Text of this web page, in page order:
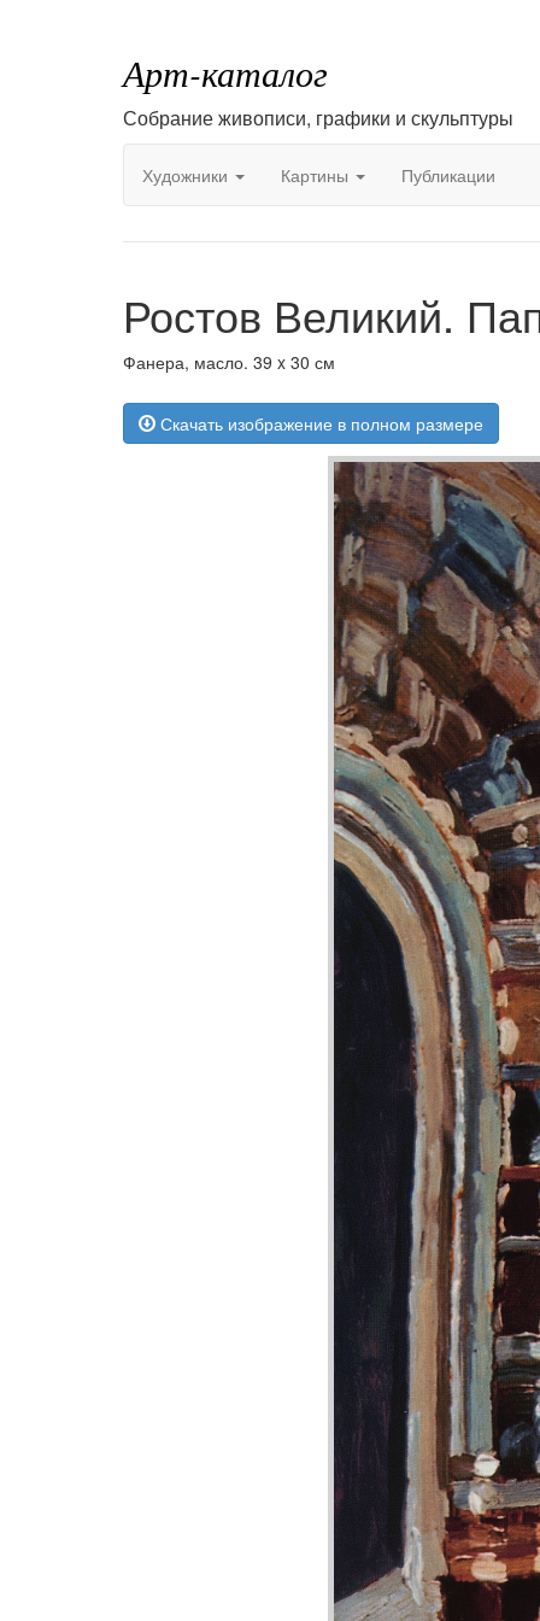
Арт-каталог
Собрание живописи, графики и скульптуры
Художники Картины Публикации
Ростов Великий.
Фанера, масло. 39 x 30 см
Скачать изображение в полном размере